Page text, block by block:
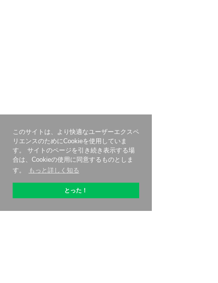
このサイトは、より快適なユーザーエクスペ
リエンスのためにCookieを使用していま
す。 サイトのページを引き続き表示する場
合は、Cookieの使用に同意するものとしま
す。
もっと詳しく知る
とった！